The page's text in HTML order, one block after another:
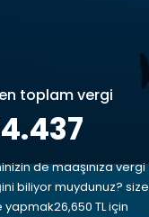
toplam vergi
de maaşınıza vergi
biliyor muydunuz? size
TL için